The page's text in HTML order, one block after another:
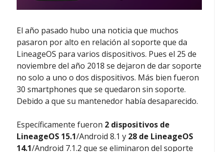
El año pasado hubo una noticia que muchos
pasaron por alto en relación al soporte que da
LineageOS para varios dispositivos. Pues el 25 de
noviembre del año 2018 se dejaron de dar soporte
no solo a uno o dos dispositivos. Más bien fueron
30 smartphones que se quedaron sin soporte.
Debido a que su mantenedor había desaparecido.
Específicamente fueron 2 dispositivos de
LineageOS 15.1/Android 8.1 y 28 de LineageOS
14.1/Android 7.1.2 que se eliminaron del soporte